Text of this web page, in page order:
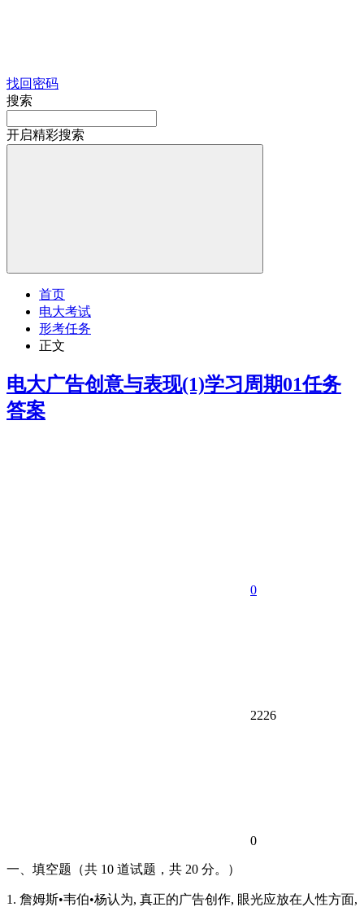
找回密码
搜索
开启精彩搜索
首页
电大考试
形考任务
正文
电大广告创意与表现(1)学习周期01任务
答案
0
2226
0
一、填空题（共 10 道试题，共 20 分。）
1. 詹姆斯•韦伯•杨认为, 真正的广告创作, 眼光应放在人性方面,